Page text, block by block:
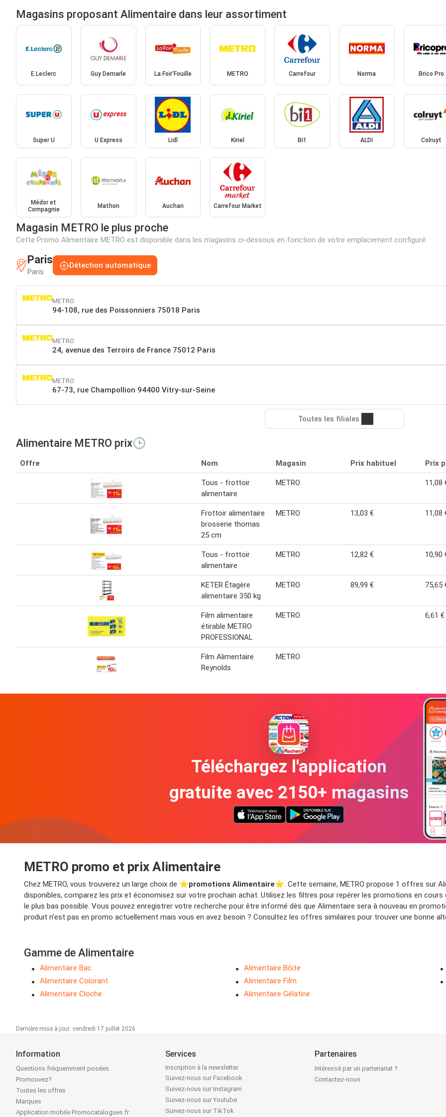
Magasins proposant Alimentaire dans leur assortiment
E.Leclerc Guy Demarle La Foir'Fouille METRO Carrefour Norma Brico Pro
Super U U Express Lidl Kiriel Bi1 ALDI Colruyt
Médor et
Compagnie
Mathon Auchan Carrefour Market
Magasin METRO le plus proche
Cette Promo Alimentaire METRO est disponible dans les magasins ci-dessous en fonction de votre emplacement configuré:
Paris
Paris
Détection automatique
METRO
94-108, rue des Poissonniers 75018 Paris
METRO
24, avenue des Terroirs de France 75012 Paris
METRO
67-73, rue Champollion 94400 Vitry-sur-Seine
Toutes les filiales
Alimentaire METRO prix🕒
Offre Nom Magasin Prix habituel Prix
Tous - frottoir
alimentaire
METRO 11,08
Frottoir alimentaire
brosserie thomas
25 cm
METRO 13,03 € 11,08
Tous - frottoir
alimentaire
METRO 12,82 € 10,90
KETER Étagère
alimentaire 350 kg
METRO 89,99 € 75,65
Film alimentaire
étirable METRO
PROFESSIONAL
METRO 6,61 €
Film Alimentaire
Reynolds
METRO
Téléchargez l'application
gratuite avec 2150+ magasins
METRO promo et prix Alimentaire
Chez METRO, vous trouverez un large choix de ⭐️promotions Alimentaire⭐️. Cette semaine, METRO propose 1 offres sur
disponibles, comparez les prix et économisez sur votre prochain achat. Utilisez les filtres pour repérer les promotions en
le plus bas possible. Vous pouvez enregistrer votre recherche pour être informé dès que Alimentaire sera à nouveau en
produit n’est pas en promo actuellement mais vous en avez besoin ? Consultez les offres similaires pour trouver une bonne
Gamme de Alimentaire
Alimentaire Bac
Alimentaire Colorant
Alimentaire Cloche
Alimentaire Bôite
Alimentaire Film
Alimentaire Gélatine
Dernière mise à jour: vendredi 17 juillet 2026
Information
Questions fréquemment posées
Promouvez?
Toutes les offres
Marques
Application mobile Promocatalogues.fr
Services
Inscription à la newsletter
Suivez-nous sur Facebook
Suivez-nous sur Instagram
Suivez-nous sur Youtube
Suivez-nous sur TikTok
Partenaires
Intéressé par un partenariat ?
Contactez-nous